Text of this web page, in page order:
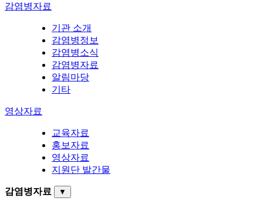
감염병자료
기관 소개
감염병정보
감염병소식
감염병자료
알림마당
기타
영상자료
교육자료
홍보자료
영상자료
지원단 발간물
감염병자료 ▼